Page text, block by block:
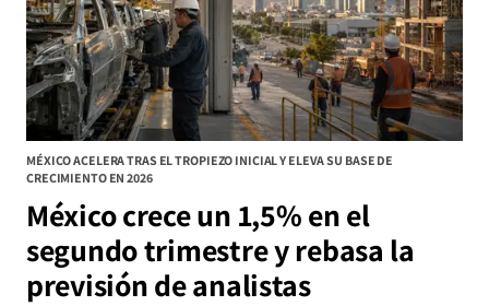
MÉXICO ACELERA TRAS EL TROPIEZO INICIAL Y ELEVA SU BASE DE
CRECIMIENTO EN 2026
México crece un 1,5% en el
segundo trimestre y rebasa la
previsión de analistas